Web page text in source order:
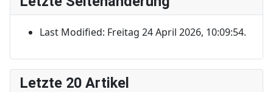
Last Modified: Freitag 24 April 2026, 10:09:54.
Letzte 20 Artikel